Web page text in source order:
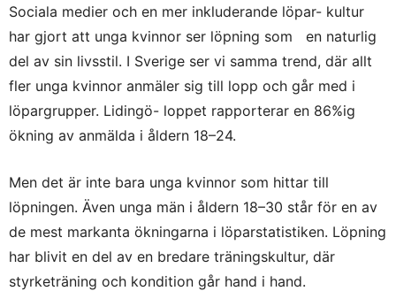
Sociala medier och en mer inkluderande löpar- kultur
har gjort att unga kvinnor ser löpning som en naturlig
del av sin livsstil. I Sverige ser vi samma trend, där allt
fler unga kvinnor anmäler sig till lopp och går med i
löpargrupper. Lidingö- loppet rapporterar en 86%ig
ökning av anmälda i åldern 18–24.
Men det är inte bara unga kvinnor som hittar till
löpningen. Även unga män i åldern 18–30 står för en av
de mest markanta ökningarna i löparstatistiken. Löpning
har blivit en del av en bredare träningskultur, där
styrketräning och kondition går hand i hand.